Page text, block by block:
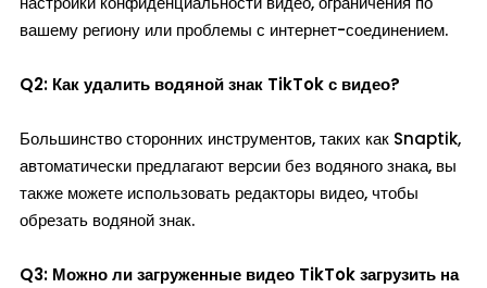
вашему региону или проблемы с интернет-соединением.
Q2: Как удалить водяной знак TikTok с видео?
Большинство сторонних инструментов, таких как Snaptik,
автоматически предлагают версии без водяного знака, вы
также можете использовать редакторы видео, чтобы
обрезать водяной знак.
Q3: Можно ли загруженные видео TikTok загрузить на